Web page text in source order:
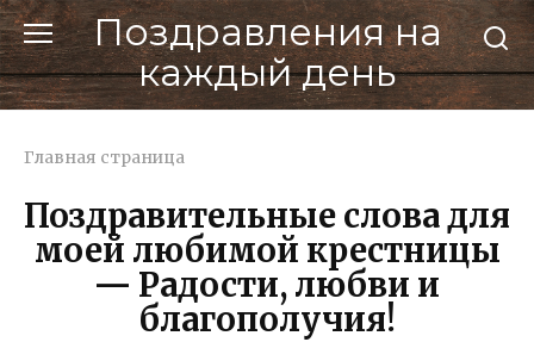
Перейти
к
контенту
Поздравления на
каждый день
Главная страница
Поздравительные слова для
моей любимой крестницы
— Радости, любви и
благополучия!